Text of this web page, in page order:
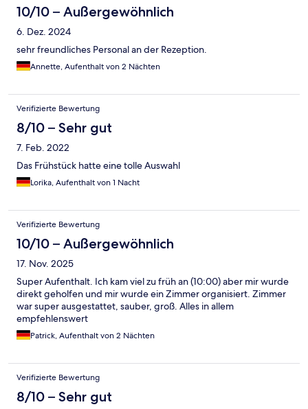
10/10 – Außergewöhnlich
6. Dez. 2024
sehr freundliches Personal an der Rezeption.
Annette, Aufenthalt von 2 Nächten
Verifizierte Bewertung
8/10 – Sehr gut
7. Feb. 2022
Das Frühstück hatte eine tolle Auswahl
Lorika, Aufenthalt von 1 Nacht
Verifizierte Bewertung
10/10 – Außergewöhnlich
17. Nov. 2025
Super Aufenthalt. Ich kam viel zu früh an (10:00) aber mir wurde
direkt geholfen und mir wurde ein Zimmer organisiert. Zimmer
war super ausgestattet, sauber, groß. Alles in allem
empfehlenswert
Patrick, Aufenthalt von 2 Nächten
Verifizierte Bewertung
8/10 – Sehr gut